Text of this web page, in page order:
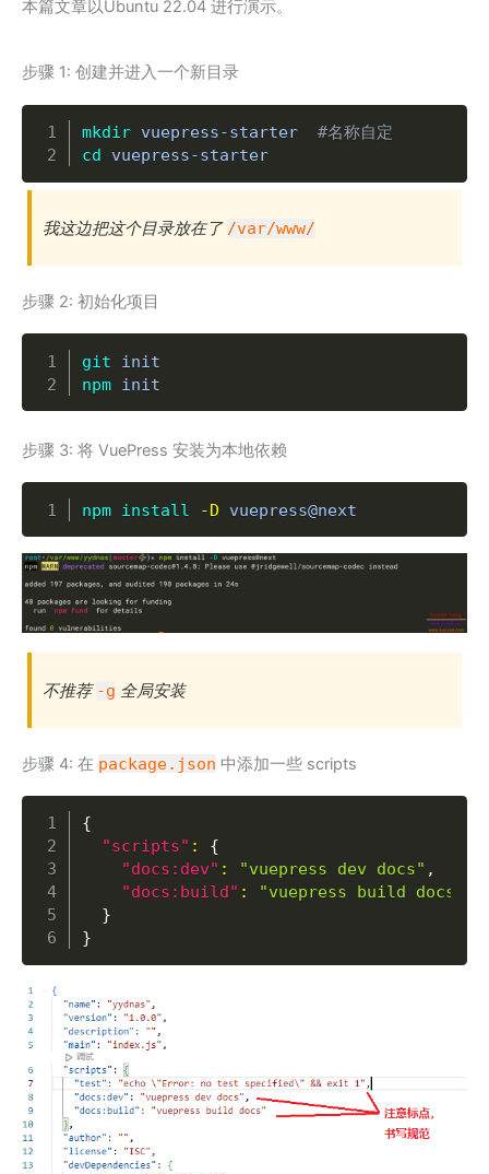
本篇文章以Ubuntu 22.04 进行演示。
步骤 1: 创建并进入一个新目录
mkdir vuepress-starter #名称自定
cd vuepress-starter
我这边把这个目录放在了 /var/www/
步骤 2: 初始化项目
git
npm init
步骤 3: 将 VuePress 安装为本地依赖
npm install -D vuepress@next
不推荐 -g 全局安装
步骤 4: 在 package.json 中添加一些 scripts
{
"scripts" :
{
"docs:dev" : "vuepress dev docs" ,
"docs:build" :
"vuepress build docs"
}
}